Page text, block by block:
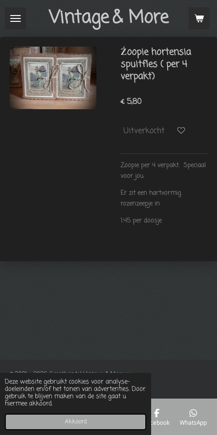
Deze website gebruikt cookies voor analyse-
doeleinden en/of het tonen van advertenties. Door
gebruik te blijven maken van de site gaat u
hiermee akkoord.
Akkoord
direct
hoofdinhoud
Vintage& More
Źoopie hortensia
spuitfles ( per 4
verpakt)
€ 5,80
Uitverkocht
Zoopie per 4 verpakt. Speciaal
voor jou
Er zit een hartvormig
rozenzeepje in
1.45 per doosje
© 2021 - 2026 Groothandel Vintage & More.eu
Powered byJouwWeb
Telefoonnummer Facebook WhatsApp